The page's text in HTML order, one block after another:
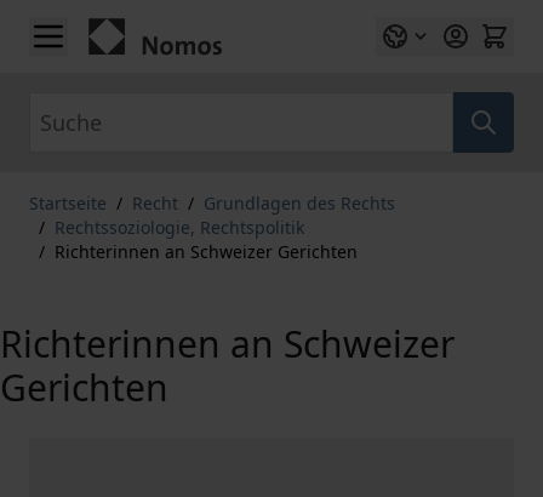
Zum Inhalt springen
Startseite / Recht / Grundlagen des Rechts
/ Rechtssoziologie, Rechtspolitik
/ Richterinnen an Schweizer Gerichten
Richterinnen an Schweizer
Gerichten